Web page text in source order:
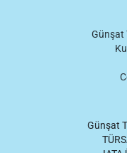
Günşat
Günşat